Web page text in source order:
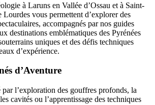
à Laruns en Vallée d’Ossau et à Saint-
Lourdes vous permettent d’explorer des
accompagnés par nos guides
destinations emblématiques des Pyrénées
uniques et des défis techniques
d’expérience.
d’Aventure
l’exploration des gouffres profonds, la
cavités ou l’apprentissage des techniques